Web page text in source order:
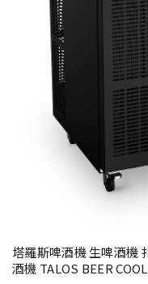
塔羅斯啤酒機 生啤酒機
酒機 TALOS BEER